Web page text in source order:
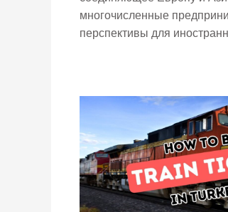
многочисленные
перспективы для